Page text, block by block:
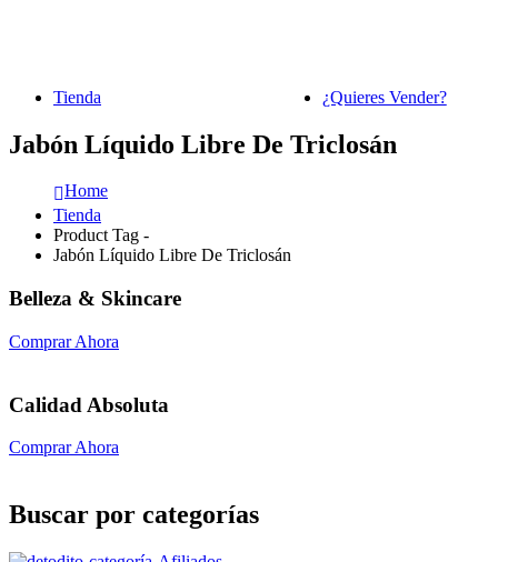
Tienda ¿Quieres Vender?
Jabón Líquido Libre De Triclosán
Home
Tienda
Product Tag -
Jabón Líquido Libre De Triclosán
Belleza & Skincare
Comprar Ahora
Calidad Absoluta
Comprar Ahora
Buscar por categorías